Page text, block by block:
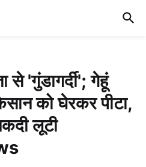
से 'गुंडागर्दी'; गेहूं
को घेरकर पीटा,
लूटी